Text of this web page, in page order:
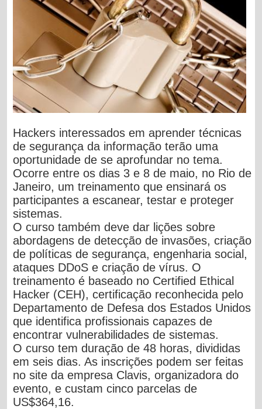
Hackers interessados em aprender técnicas
de segurança da informação terão uma
oportunidade de se aprofundar no tema.
Ocorre entre os dias 3 e 8 de maio, no Rio de
Janeiro, um treinamento que ensinará os
participantes a escanear, testar e proteger
sistemas.
O curso também deve dar lições sobre
abordagens de detecção de invasões, criação
de políticas de segurança, engenharia social,
ataques DDoS e criação de vírus. O
treinamento é baseado no Certified Ethical
Hacker (CEH), certificação reconhecida pelo
Departamento de Defesa dos Estados Unidos
que identifica profissionais capazes de
encontrar vulnerabilidades de sistemas.
O curso tem duração de 48 horas, divididas
em seis dias. As inscrições podem ser feitas
no site da empresa Clavis, organizadora do
evento, e custam cinco parcelas de
US$364,16.